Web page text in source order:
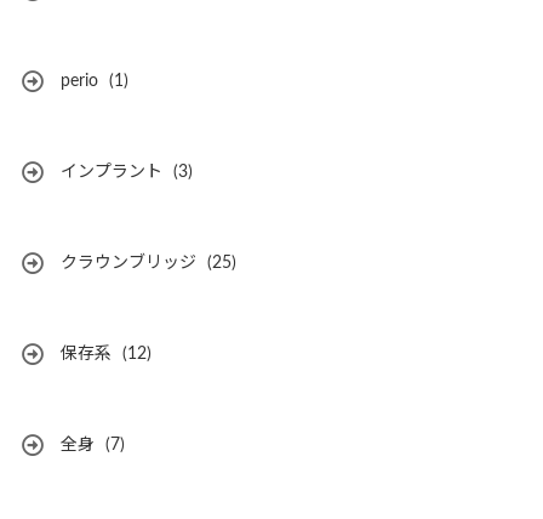
perio (1)
インプラント (3)
クラウンブリッジ (25)
保存系 (12)
全身 (7)